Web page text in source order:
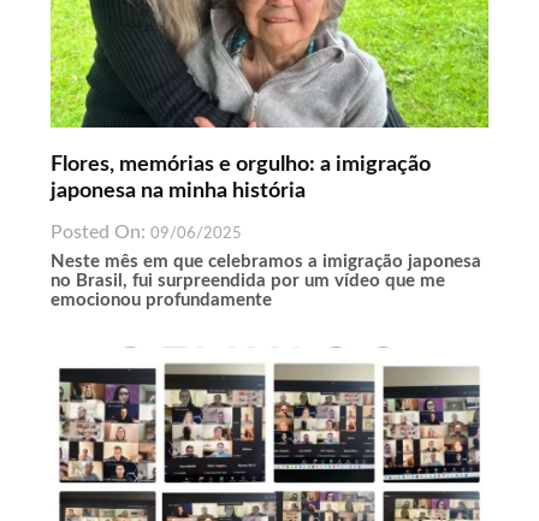
Flores, memórias e orgulho: a imigração
japonesa na minha história
Posted On: 09/06/2025
Neste mês em que celebramos a imigração japonesa
no Brasil, fui surpreendida por um vídeo que me
emocionou profundamente